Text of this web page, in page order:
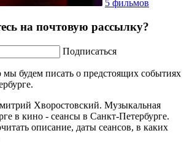
5 фильмов
на почтовую рассылку?
Подписаться
мы будем писать о предстоящих событиях
Хворостовский. Музыкальная
в кино - сеансы в Санкт-Петербурге.
описание, даты сеансов, в каких